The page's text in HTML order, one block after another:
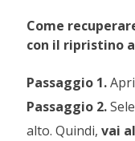
Come
con il ripristino
Passaggio 1.Apri
Passaggio 2.
alto. Quindi,vai